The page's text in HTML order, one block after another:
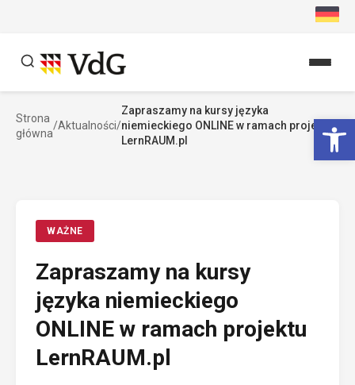
Szukaj
Strona
główna
/Aktualności/
Zapraszamy na kursy języka
niemieckiego ONLINE w ramach projektu
LernRAUM.pl
WAŻNE
Zapraszamy na kursy
języka niemieckiego
ONLINE w ramach projektu
LernRAUM.pl